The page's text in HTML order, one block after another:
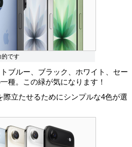
的です
ブルー、ブラック、ホワイト、セー
種。この緑が気になります！
立たせるためにシンプルな4色が選